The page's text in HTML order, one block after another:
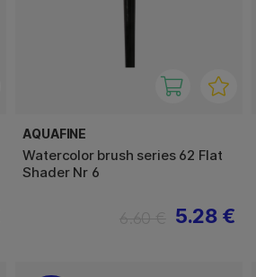
AQUAFINE
Watercolor brush series 62 Flat
Shader Nr 6
5.28 €